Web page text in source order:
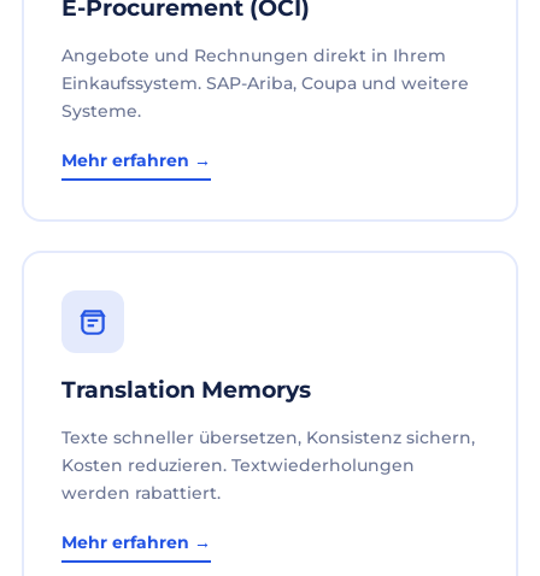
E-Procurement (OCI)
Angebote und Rechnungen direkt in Ihrem
Einkaufssystem. SAP-Ariba, Coupa und weitere
Systeme.
Mehr erfahren →
Translation Memorys
Texte schneller übersetzen, Konsistenz sichern,
Kosten reduzieren. Textwiederholungen
werden rabattiert.
Mehr erfahren →